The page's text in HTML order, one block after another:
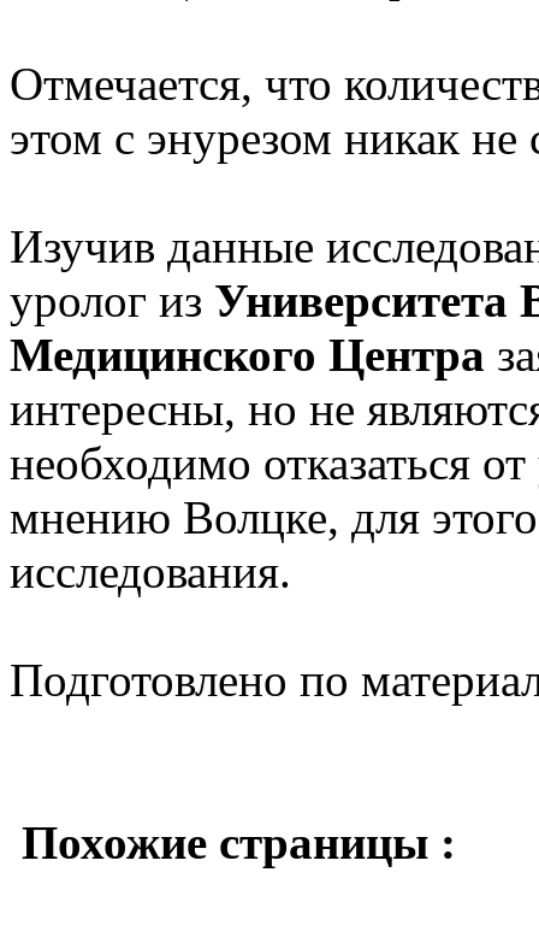
Отмечается, что
этом с энурезом никак не
Изучив данные
уролог из Университета
Медицинского Центра
интересны, но не
необходимо отказаться
мнению Волцке, для
исследования.
Подготовлено по
Похожие страницы :